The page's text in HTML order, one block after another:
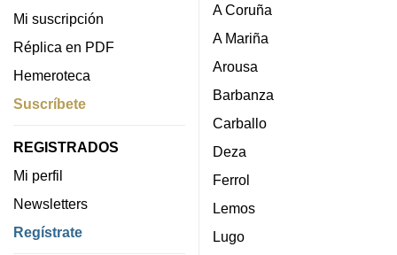
Mi suscripción
Réplica en PDF
Hemeroteca
Suscríbete
REGISTRADOS
Mi perfil
Newsletters
Regístrate
A Coruña
A Mariña
Arousa
Barbanza
Carballo
Deza
Ferrol
Lemos
Lugo